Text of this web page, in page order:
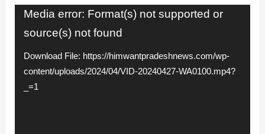
Video
Player
Media error: Format(s) not supported or
source(s) not found
Download File: https://himwantpradeshnews.com/wp-
content/uploads/2024/04/VID-20240427-WA0100.mp4?
_=1